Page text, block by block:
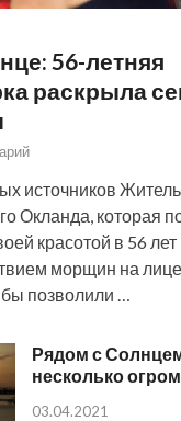
56-летняя
раскрыла
источников
Окланда, которая
красотой в 56 лет
морщин на
бы позволили …
Рядом с
несколько
03.04.2021